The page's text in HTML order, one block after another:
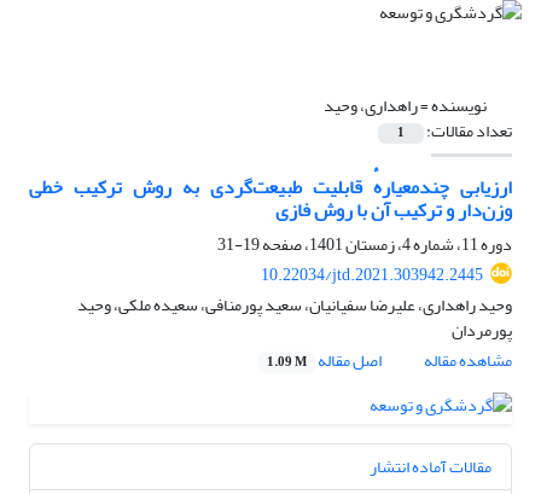
نویسنده =راهداری، وحید
تعداد مقالات: 1
ارزیابی چندمعیارهٔ قابلیت طبیعت‌گردی به روش ترکیب خطی
وزن‌دار و ترکیب آن با روش فازی
دوره 11، شماره 4، زمستان 1401، صفحه
19-31
10.22034/jtd.2021.303942.2445
وحید راهداری، علیرضا سفیانیان، سعید پورمنافی، سعیده ملکی، وحید
پورمردان
مشاهده مقاله
اصل مقاله 1.09 M
مقالات آماده انتشار